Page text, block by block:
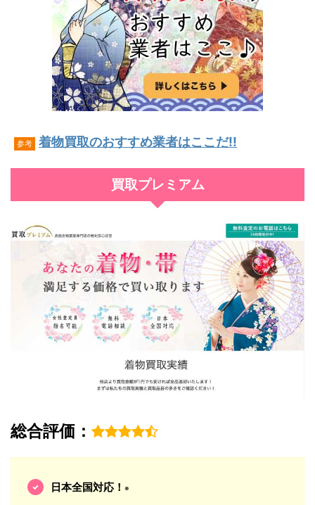
参考 着物買取のおすすめ業者はここだ!!
買取プレミアム
総合評価：
日本全国対応！ ※